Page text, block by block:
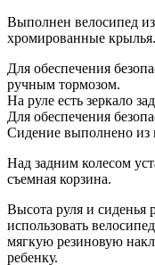
Выполнен велосипед
хромированные крылья.
Для обеспечения
ручным тормозом.
На руле есть зеркало
Для обеспечения
Сидение выполнено из
Над задним колесом
съемная корзина.
Высота руля и сиденья
использовать
мягкую резиновую
ребенку.